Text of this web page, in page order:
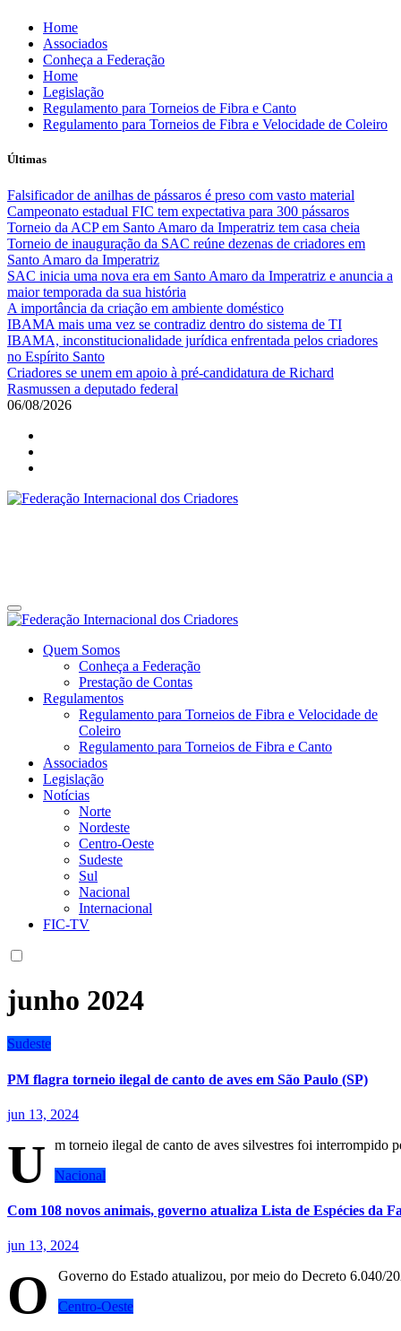
Skip
content
Home
Associados
Conheça a Federação
Home
Legislação
Regulamento para Torneios de Fibra e Canto
Regulamento para Torneios de Fibra e Velocidade de Coleiro
Últimas
Falsificador de anilhas de pássaros é preso com vasto material
Campeonato estadual FIC tem expectativa para 300 pássaros
Torneio da ACP em Santo Amaro da Imperatriz tem casa cheia
Torneio de inauguração da SAC reúne dezenas de criadores em
Santo Amaro da Imperatriz
SAC inicia uma nova era em Santo Amaro da Imperatriz e anuncia a
maior temporada da sua história
A importância da criação em ambiente doméstico
IBAMA mais uma vez se contradiz dentro do sistema de TI
IBAMA, inconstitucionalidade jurídica enfrentada pelos criadores
no Espírito Santo
Criadores se unem em apoio à pré-candidatura de Richard
Rasmussen a deputado federal
06/08/2026
Site da Federação Internacional dos Criadores de Pássaros
Quem Somos
Conheça a Federação
Prestação de Contas
Regulamentos
Regulamento para Torneios de Fibra e Velocidade de
Coleiro
Regulamento para Torneios de Fibra e Canto
Associados
Legislação
Notícias
Norte
Nordeste
Centro-Oeste
Sudeste
Sul
Nacional
Internacional
FIC-TV
junho 2024
Sudeste
PM flagra torneio ilegal de canto de aves em São Paulo (SP)
jun 13, 2024
U
m torneio ilegal de canto de aves silvestres foi
Nacional
Com 108 novos animais, governo atualiza Lista de Espécies da
jun 13, 2024
O
Governo do Estado atualizou, por meio do Decreto 6.040/
Centro-Oeste